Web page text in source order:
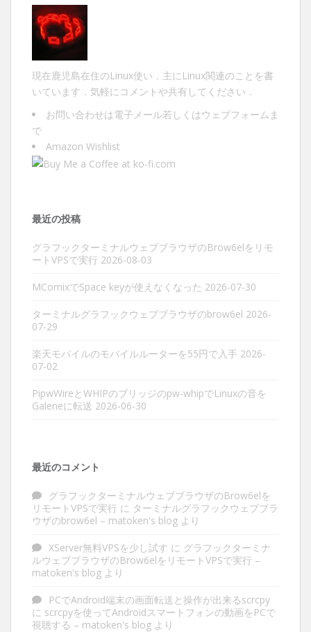
現在鹿児島在住のLinux使い．主にLinux関連のことを書
いています．気軽にコメントや共有してください．
お問い合わせは電子メール若しくは ウェブフォーム ま
で
Amazon Wishlist
最近の投稿
グラフックターミナルウェブブラウザのBrow6elをリモ
ートVPSで実行 2026-08-03
MComixでSpace keyが使えなくなった 2026-07-30
ターミナルグラフックウェブブラウザのbrow6el 2026-
07-29
楽天モバイルのモバイルルーターを55円で入手 2026-
07-02
PipwWireとWHIPのブリッジのpw-whipでLinuxの音を
Galeneに転送 2026-06-30
最近のコメント
グラフックターミナルウェブブラウザのBrow6elを
リモートVPSで実行 に ターミナルグラフックウェブブラ
ウザのbrow6el – matoken's blog より
XServer無料VPSを少し試す に グラフックターミナ
ルウェブブラウザのBrow6elをリモートVPSで実行 –
matoken's blog より
PCでAndroid端末の画面転送と操作が出来るscrcpy
に scrcpyを使ってAndroidスマートフォンの動画をPCで
視聴する – matoken's blog より